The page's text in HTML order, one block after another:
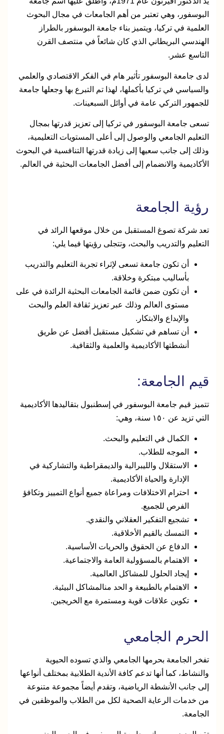
البوسفور، وهي تعتبر من أهم الجامعات في مجال البحوث
العلمية في تركيا، ويتميز بناء جامعة البوسفور بالطراز
الهندسي البريطاني الذي كان شائعاً في منتصف القرن
التاسع عشر.
لدى جامعة البوسفور تأثير هام في الفكر الاقتصادي والعلمي
والسياسي في تركيا بأكملها، لهذا تم التبرع بها وجعلها جامعة
للجمهور التركي عامة في أوائل السبعينات.
تسعى جامعة البوسفور في تركيا إلى تعزيز قدرتها بمجال
التعليم الجامعي والوصول إلى أعلى المستويات التعليمية،
وذلك إلى جانب سعيها إلى زيادة قدرتها التنافسية في البحوث
الأكاديمية والانضمام إلى أفضل الجامعات البحثية في العالم.
رؤية الجامعة
تعد شركة تصوغ المستقبل من خلال موقعها الرائد في
التعليم والتدريب والبحث، وتتجلى رؤيتها فيما يلي:
أن تكون جامعة تسعى لإثراء تجربة التعليم والتدريب
بأساليب مبتكرة وخلاقة.
أن تكون ضمن قائمة الجامعات البحثية الرائدة في على
مستوى العالم وذلك عبر تعزيز ثقافة العلم والبحث
والإبداع والابتكار.
أن تساهم في تشكيل مستقبل أفضل عن طريق
أنشطتها الأكاديمية والعلمية والثقافية.
قيم الجامعة:
تتميز قيم جامعة البوسفور في إسطنبول بتقاليدها الأكاديمية
التي تزيد عن ١٥٠ سنة، وهي:
الكمال في التعليم والبحث.
الموجه للطلاب.
الاستقلال والليبرالية والديمقراطية والتشاركية في
الإدارة والحياة الأكاديمية.
احترام الاختلافات ومراعاة جميع أنواع التمييز وتكافؤ
الفرص للجميع.
تشجيع التفكير العقلاني والنقدي.
التمسك بالقيم الأخلاقية.
الدفاع عن الحقوق والحريات الأساسية.
الاهتمام بالمسؤولية العامة والاجتماعية.
إيجاد الحلول للمشاكل العالمية.
الاهتمام بالطبيعة و الحد منالمشاكل البيئية.
تكوين علاقات قوية ومستمرة مع الخريجين.
الحرم الجامعي
تفخر الجامعة بحرمها الجامعي والذي تسوده الحيوية
والنشاط، كما أنها تدعم كافة الأندية الطلابية بمختلف أنواعها
إلى جانب الأنشطة الرياضية، وتقدم أيضاً مجموعة متنوعة
من خدمات الرعاية الصحية لكل من الطلاب والموظفين في
الجامعة.